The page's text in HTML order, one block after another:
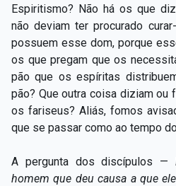
Espiritismo? Não há os que
não deviam ter procurado
possuem esse dom, porque
os que pregam que os
pão que os espíritas
pão? Que outra coisa diziam ou
os fariseus? Aliás, fomos
que se passar como ao tempo
A pergunta dos discípulos —
homem que deu causa a que